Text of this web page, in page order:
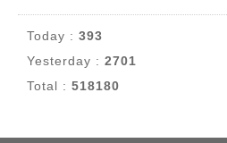
Today : 393
Yesterday : 2701
Total : 518180